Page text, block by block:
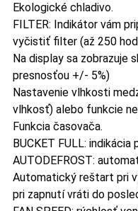
Ekologické chladivo.
FILTER: Indikátor vám
vyčistiť filter (až 250
Na display sa zobrazuje
presnosťou +/- 5%)
Nastavenie vlhkosti
vlhkosť) alebo funkcie
Funkcia časovača.
BUCKET FULL:
AUTODEFROST:
Automatický reštart pri
pri zapnutí vráti do